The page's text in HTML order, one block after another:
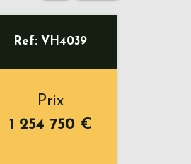
Ref: VH4039
Prix
1 254 750 €